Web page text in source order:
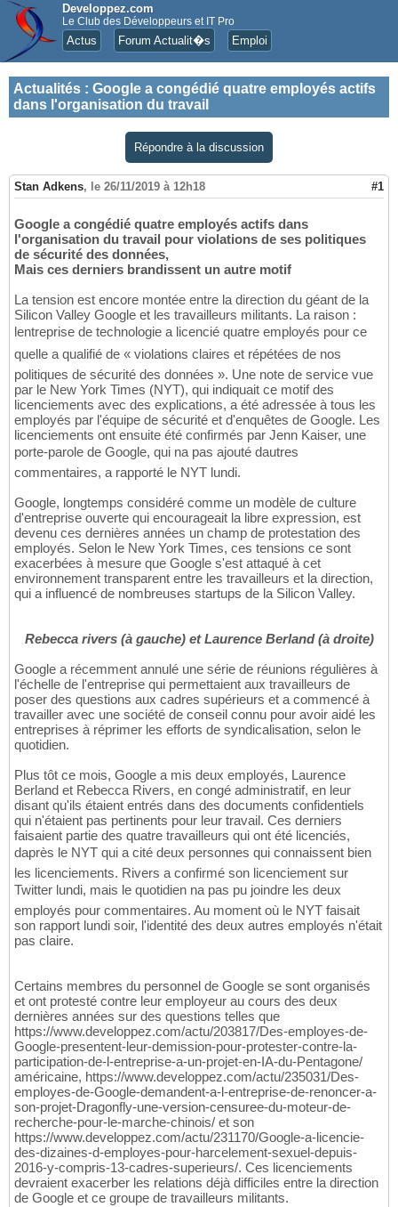
Developpez.com
Le Club des Développeurs et IT Pro
Actus Forum Actualit�s Emploi
Actualités : Google a congédié quatre employés actifs
dans l'organisation du travail
Répondre à la discussion
Stan Adkens, le 26/11/2019 à 12h18 #1
Google a congédié quatre employés actifs dans
l'organisation du travail pour violations de ses politiques
de sécurité des données,
Mais ces derniers brandissent un autre motif
La tension est encore montée entre la direction du géant de la
Silicon Valley Google et les travailleurs militants. La raison :
lentreprise de technologie a licencié quatre employés pour ce
quelle a qualifié de « violations claires et répétées de nos
politiques de sécurité des données ». Une note de service vue
par le New York Times (NYT), qui indiquait ce motif des
licenciements avec des explications, a été adressée à tous les
employés par l'équipe de sécurité et d'enquêtes de Google. Les
licenciements ont ensuite été confirmés par Jenn Kaiser, une
porte-parole de Google, qui na pas ajouté dautres
commentaires, a rapporté le NYT lundi.
Google, longtemps considéré comme un modèle de culture
d'entreprise ouverte qui encourageait la libre expression, est
devenu ces dernières années un champ de protestation des
employés. Selon le New York Times, ces tensions ce sont
exacerbées à mesure que Google s'est attaqué à cet
environnement transparent entre les travailleurs et la direction,
qui a influencé de nombreuses startups de la Silicon Valley.
Rebecca rivers (à gauche) et Laurence Berland (à droite)
Google a récemment annulé une série de réunions régulières à
l'échelle de l'entreprise qui permettaient aux travailleurs de
poser des questions aux cadres supérieurs et a commencé à
travailler avec une société de conseil connu pour avoir aidé les
entreprises à réprimer les efforts de syndicalisation, selon le
quotidien.
Plus tôt ce mois, Google a mis deux employés, Laurence
Berland et Rebecca Rivers, en congé administratif, en leur
disant qu'ils étaient entrés dans des documents confidentiels
qui n'étaient pas pertinents pour leur travail. Ces derniers
faisaient partie des quatre travailleurs qui ont été licenciés,
daprès le NYT qui a cité deux personnes qui connaissent bien
les licenciements. Rivers a confirmé son licenciement sur
Twitter lundi, mais le quotidien na pas pu joindre les deux
employés pour commentaires. Au moment où le NYT faisait
son rapport lundi soir, l'identité des deux autres employés n'était
pas claire.
Certains membres du personnel de Google se sont organisés
et ont protesté contre leur employeur au cours des deux
dernières années sur des questions telles que
https://www.developpez.com/actu/203817/Des-employes-de-
Google-presentent-leur-demission-pour-protester-contre-la-
participation-de-l-entreprise-a-un-projet-en-IA-du-Pentagone/
américaine, https://www.developpez.com/actu/235031/Des-
employes-de-Google-demandent-a-l-entreprise-de-renoncer-a-
son-projet-Dragonfly-une-version-censuree-du-moteur-de-
recherche-pour-le-marche-chinois/ et son
https://www.developpez.com/actu/231170/Google-a-licencie-
des-dizaines-d-employes-pour-harcelement-sexuel-depuis-
2016-y-compris-13-cadres-superieurs/. Ces licenciements
devraient exacerber les relations déjà difficiles entre la direction
de Google et ce groupe de travailleurs militants.